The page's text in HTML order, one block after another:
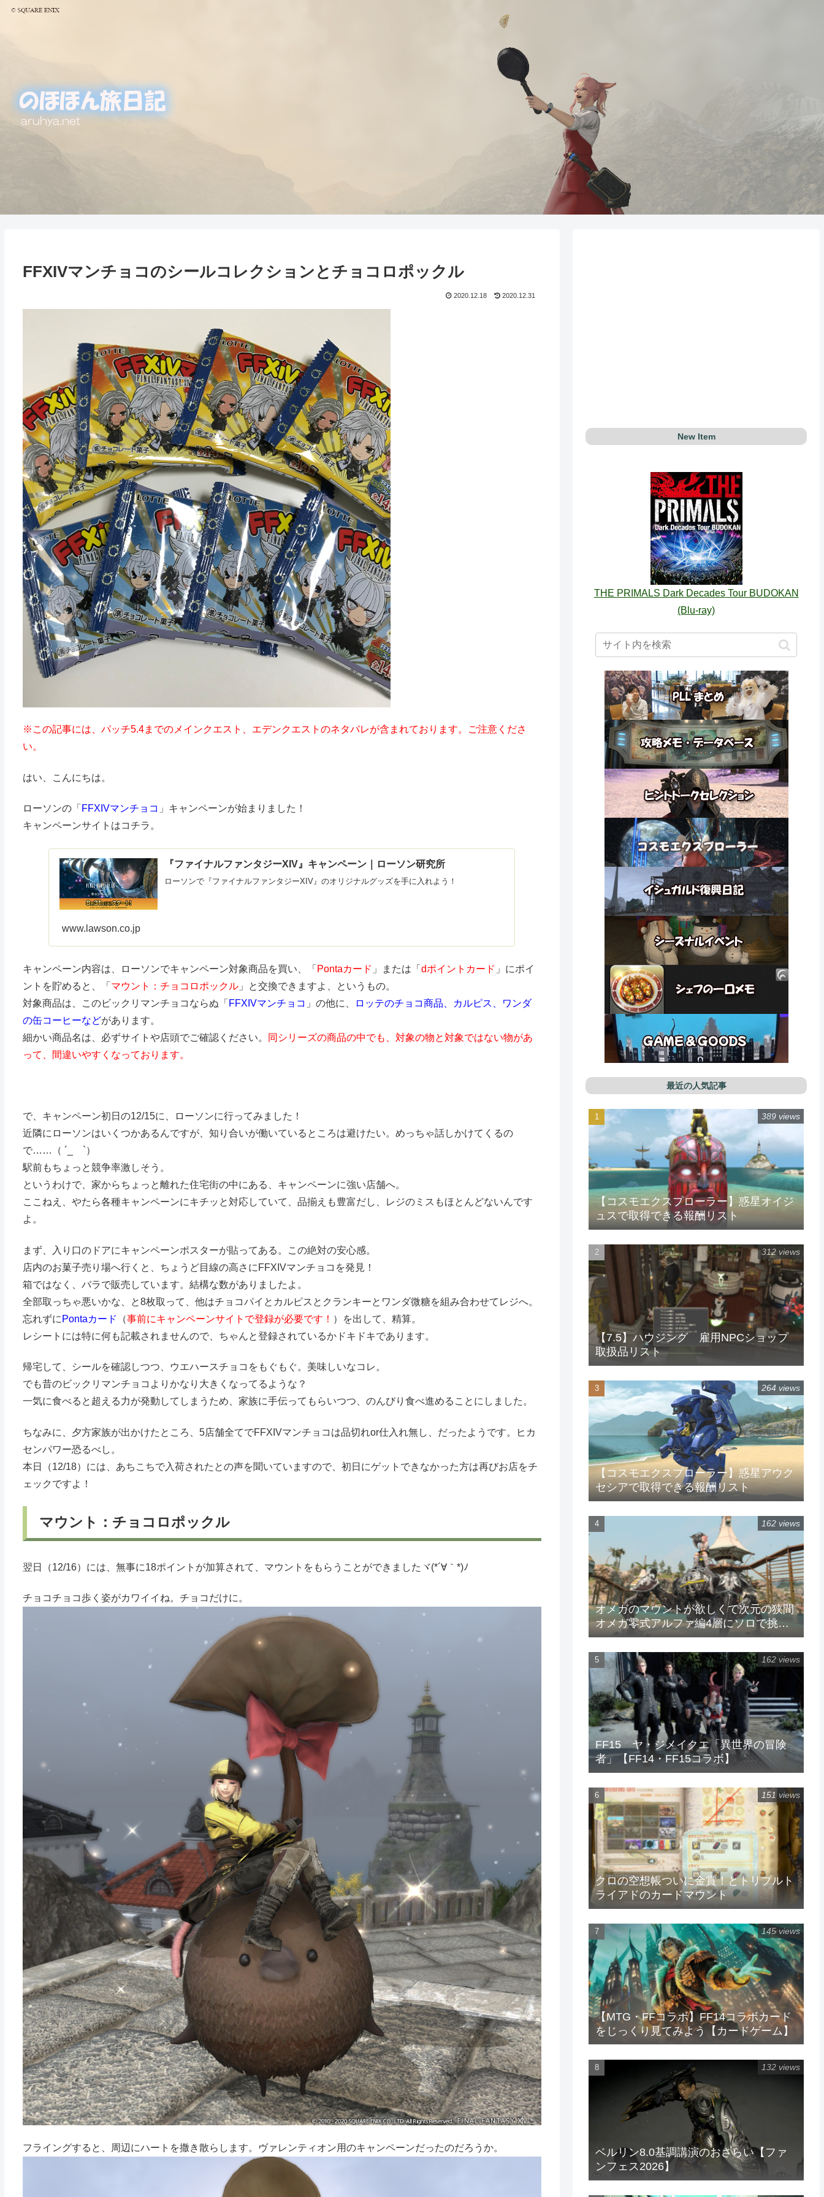
FFXIVマンチョコのシールコレクションとチョコロポックル
2020.12.18 2020.12.31
※この記事には、パッチ5.4までのメインクエスト、エデンクエストのネタバレが含まれております。ご注意くださ
い。
はい、こんにちは。
ローソンの「 FFXIVマンチョコ 」キャンペーンが始まりました！
キャンペーンサイトはコチラ。
『ファイナルファンタジーXIV』キャンペーン｜ローソン研究所
ローソンで『ファイナルファンタジーXIV』のオリジナルグッズを手に入れよう！
www.lawson.co.jp
キャンペーン内容は、ローソンでキャンペーン対象商品を買い、「 Pontaカード 」または「 dポイントカード 」にポイ
ントを貯めると、「 マウント：チョコロポックル」と交換できますよ、というもの。
対象商品は、このビックリマンチョコならぬ「 FFXIVマンチョコ 」の他に、
ロッテのチョコ商品、カルピス、ワンダ
の缶コーヒーなどがあります。
細かい商品名は、必ずサイトや店頭でご確認ください。
同シリーズの商品の中でも、対象の物と対象ではない物があ
って、間違いやすくなっております。
で、キャンペーン初日の12/15に、ローソンに行ってみました！
近隣にローソンはいくつかあるんですが、知り合いが働いているところは避けたい。めっちゃ話しかけてくるの
で……（ ´_ゝ`）
駅前もちょっと競争率激しそう。
というわけで、家からちょっと離れた住宅街の中にある、キャンペーンに強い店舗へ。
ここねえ、やたら各種キャンペーンにキチッと対応していて、品揃えも豊富だし、レジのミスもほとんどないんです
よ。
まず、入り口のドアにキャンペーンポスターが貼ってある。この絶対の安心感。
店内のお菓子売り場へ行くと、ちょうど目線の高さにFFXIVマンチョコを発見！
箱ではなく、バラで販売しています。結構な数がありましたよ。
全部取っちゃ悪いかな、と8枚取って、他はチョコパイとカルピスとクランキーとワンダ微糖を組み合わせてレジへ。
忘れずに Pontaカード （事前にキャンペーンサイトで登録が必要です！ ）を出して、精算。
レシートには特に何も記載されませんので、ちゃんと登録されているかドキドキであります。
帰宅して、シールを確認しつつ、ウエハースチョコをもぐもぐ。美味しいなコレ。
でも昔のビックリマンチョコよりかなり大きくなってるような？
一気に食べると超える力が発動してしまうため、家族に手伝ってもらいつつ、のんびり食べ進めることにしました。
ちなみに、夕方家族が出かけたところ、5店舗全てでFFXIVマンチョコは品切れor仕入れ無し、だったようです。ヒカ
センパワー恐るべし。
本日（12/18）には、あちこちで入荷されたとの声を聞いていますので、初日にゲットできなかった方は再びお店をチ
ェックですよ！
マウント：チョコロポックル
翌日（12/16）には、無事に18ポイントが加算されて、マウントをもらうことができましたヾ(*´∀｀*)ﾉ
チョコチョコ歩く姿がカワイイね。チョコだけに。
フライングすると、周辺にハートを撒き散らします。ヴァレンティオン用のキャンペーンだったのだろうか。
New Item
THE PRIMALS Dark Decades Tour BUDOKAN
(Blu-ray)
最近の人気記事
【コスモエクスプローラー】惑星オイジ
ュスで取得できる報酬リスト
389 views
【7.5】ハウジング 雇用NPCショップ
取扱品リスト
312 views
【コスモエクスプローラー】惑星アウク
セシアで取得できる報酬リスト
264 views
オメガのマウントが欲しくて次元の狭間
オメガ零式アルファ編4層にソロで挑戦
してみた
162 views
FF15 ヤ・ジメイクエ「異世界の冒険
者」【FF14・FF15コラボ】
162 views
クロの空想帳ついに金賞！とトリプルト
ライアドのカードマウント
151 views
【MTG・FFコラボ】FF14コラボカード
をじっくり見てみよう【カードゲーム】
145 views
ベルリン8.0基調講演のおさらい【ファ
ンフェス2026】
132 views